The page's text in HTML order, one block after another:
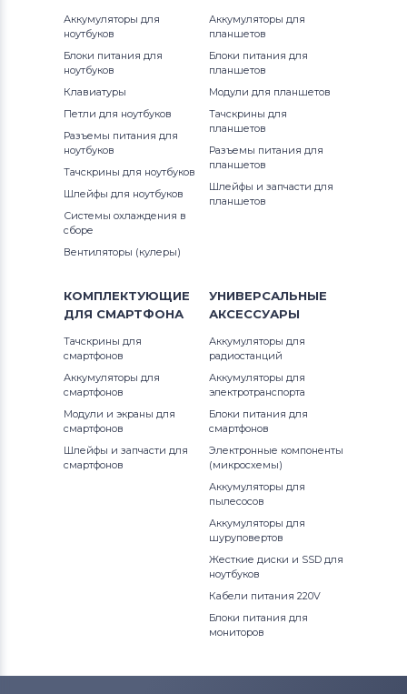
Аккумуляторы для
ноутбуков
Блоки питания для
ноутбуков
Клавиатуры
Петли для ноутбуков
Разъемы питания для
ноутбуков
Тачскрины для ноутбуков
Шлейфы для ноутбуков
Системы охлаждения в
сборе
Вентиляторы (кулеры)
Аккумуляторы для
планшетов
Блоки питания для
планшетов
Модули для планшетов
Тачскрины для
планшетов
Разъемы питания для
планшетов
Шлейфы и запчасти для
планшетов
КОМПЛЕКТУЮЩИЕ
ДЛЯ СМАРТФОНА
Тачскрины для
смартфонов
Аккумуляторы для
смартфонов
Модули и экраны для
смартфонов
Шлейфы и запчасти для
смартфонов
УНИВЕРСАЛЬНЫЕ
АКСЕССУАРЫ
Аккумуляторы для
радиостанций
Аккумуляторы для
электротранспорта
Блоки питания для
смартфонов
Электронные компоненты
(микросхемы)
Аккумуляторы для
пылесосов
Аккумуляторы для
шуруповертов
Жесткие диски и SSD для
ноутбуков
Кабели питания 220V
Блоки питания для
мониторов